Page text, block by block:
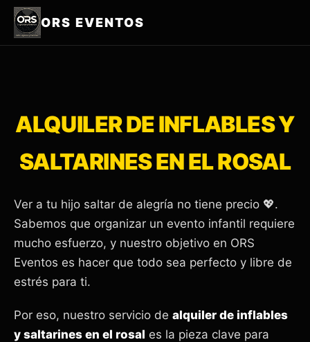
ORS EVENTOS
ALQUILER DE INFLABLES Y
SALTARINES EN EL ROSAL
Ver a tu hijo saltar de alegría no tiene precio 💖.
Sabemos que organizar un evento infantil requiere
mucho esfuerzo, y nuestro objetivo en ORS
Eventos es hacer que todo sea perfecto y libre de
estrés para ti.
Por eso, nuestro servicio de alquiler de inflables
y saltarines en el rosal es la pieza clave para